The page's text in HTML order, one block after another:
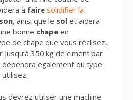
à faire solidifier la
, ainsi que le sol et aidera
bonne chape en
de chape que vous réalisez,
350 kg de ciment par
dépendra également du type
devrez utiliser une machine